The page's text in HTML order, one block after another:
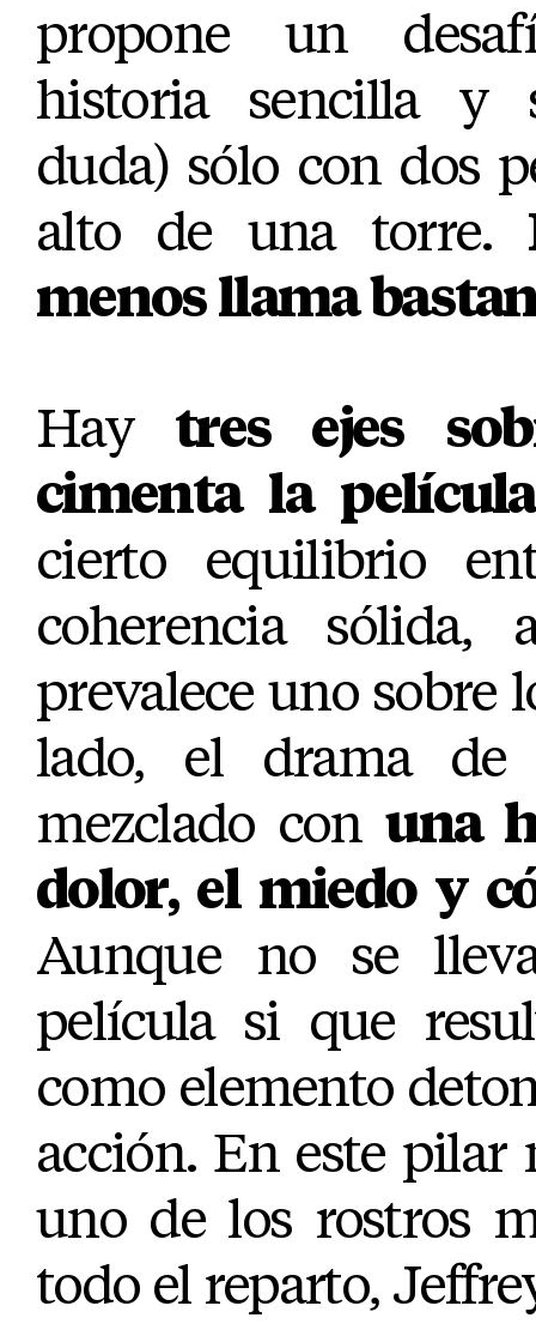
propone un
historia sencilla y
duda) sólo con dos
alto de una torre.
menos llama
Hay tres ejes
cimenta la película
cierto equilibrio
coherencia sólida,
prevalece uno sobre
lado, el drama de
mezclado con una
dolor, el miedo y
Aunque no se
película si que
como elemento
acción. En este pilar
uno de los rostros
todo el reparto,